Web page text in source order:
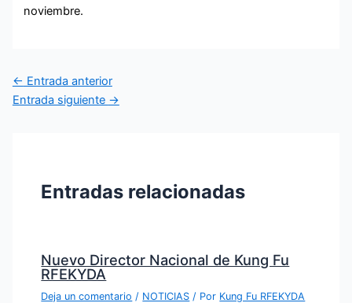
noviembre.
← Entrada anterior
Entrada siguiente →
Entradas relacionadas
Nuevo Director Nacional de Kung Fu
RFEKYDA
Deja un comentario / NOTICIAS / Por Kung Fu RFEKYDA